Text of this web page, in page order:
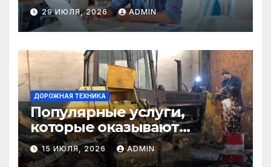
29 ИЮЛЯ, 2026 ADMIN
ДОРОЖНАЯ ТЕХНИКА
Популярные услуги,
которые оказывают
самосвалы в строительстве
и логистике
15 ИЮЛЯ, 2026 ADMIN